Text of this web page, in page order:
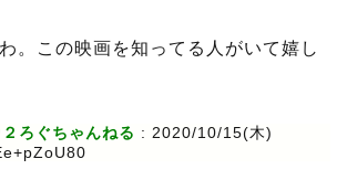
。この映画を知ってる人がいて嬉し
ろぐちゃんねる : 2020/10/15(木)